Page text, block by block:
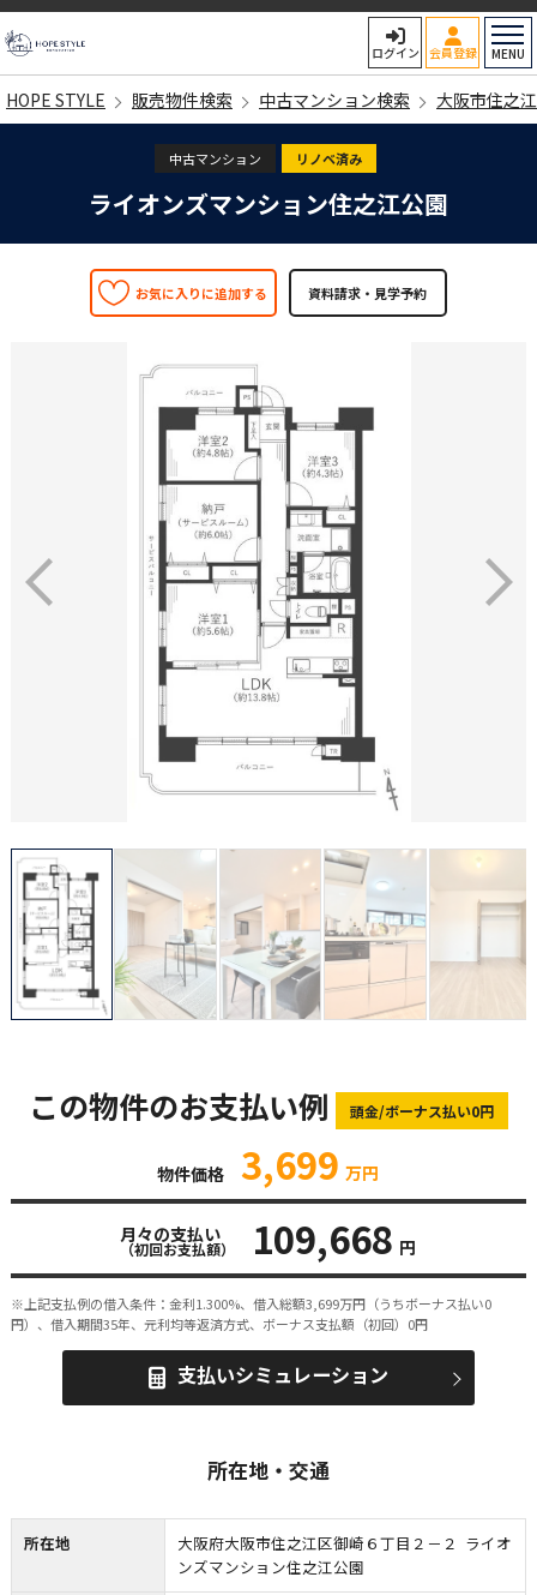
ログイン 会員登録 MENU
HOPE STYLE 販売物件検索 中古マンション検索 大阪市住之
中古マンション リノベ済み
ライオンズマンション住之江公園
お気に入りに追加する
この物件のお支払い例 頭金/ボーナス払い0円
物件価格 3,699 万円
月々の支払い
（初回お支払額） 109,668 円
※上記支払例の借入条件：金利1.300%、借入総額3,699万円（うちボーナス払い0
円）、借入期間35年、元利均等返済方式、ボーナス支払額（初回）0円
支払いシミュレーション
所在地・交通
所在地
大阪府大阪市住之江区御崎６丁目２－２ ライオ
ンズマンション住之江公園